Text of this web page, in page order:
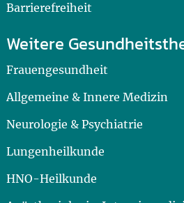
Barrierefreiheit
Weitere
Frauengesundheit
Allgemeine & Innere Medizin
Neurologie & Psychiatrie
Lungenheilkunde
HNO-Heilkunde